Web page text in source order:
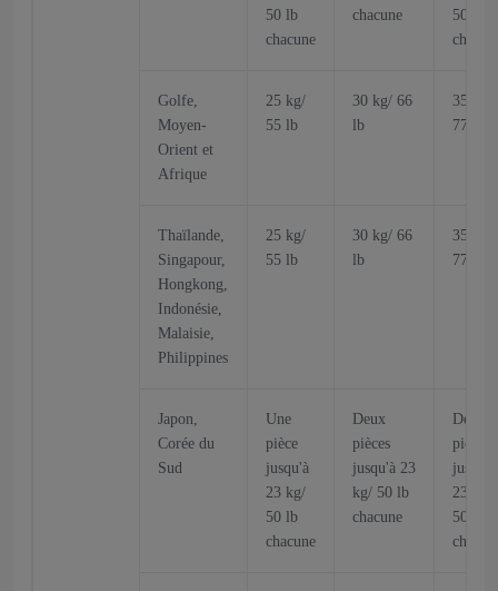
50 lb
chacune
chacune
50 lb
Golfe,
Moyen-
Orient et
Afrique
25 kg/
55 lb
30 kg/ 66
lb
35 kg/
77 lb
Thaïlande,
Singapour,
Hongkong,
Indonésie,
Malaisie,
Philippines
25 kg/
55 lb
30 kg/ 66
lb
35 kg/
77 lb
Japon,
Corée du
Sud
Une
pièce
jusqu'à
23 kg/
50 lb
chacune
Deux
pièces
jusqu'à 23
kg/ 50 lb
chacune
Deux
pièces
jusqu'à
23 kg/
50 lb